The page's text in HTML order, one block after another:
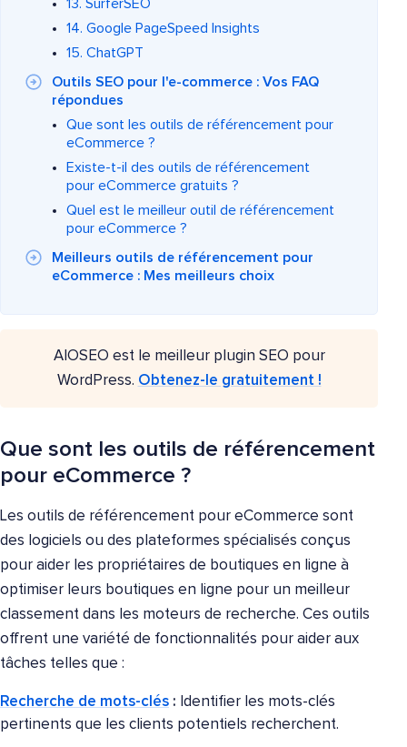
13. SurferSEO
14. Google PageSpeed Insights
15. ChatGPT
Outils SEO pour l'e-commerce : Vos FAQ
répondues
Que sont les outils de référencement pour
eCommerce ?
Existe-t-il des outils de référencement
pour eCommerce gratuits ?
Quel est le meilleur outil de référencement
pour eCommerce ?
Meilleurs outils de référencement pour
eCommerce : Mes meilleurs choix
AIOSEO est le meilleur plugin SEO pour
WordPress. Obtenez-le gratuitement !
Que sont les outils de référencement
pour eCommerce ?
Les outils de référencement pour eCommerce sont
des logiciels ou des plateformes spécialisés conçus
pour aider les propriétaires de boutiques en ligne à
optimiser leurs boutiques en ligne pour un meilleur
classement dans les moteurs de recherche. Ces outils
offrent une variété de fonctionnalités pour aider aux
tâches telles que :
Recherche de mots-clés : Identifier les mots-clés
pertinents que les clients potentiels recherchent.